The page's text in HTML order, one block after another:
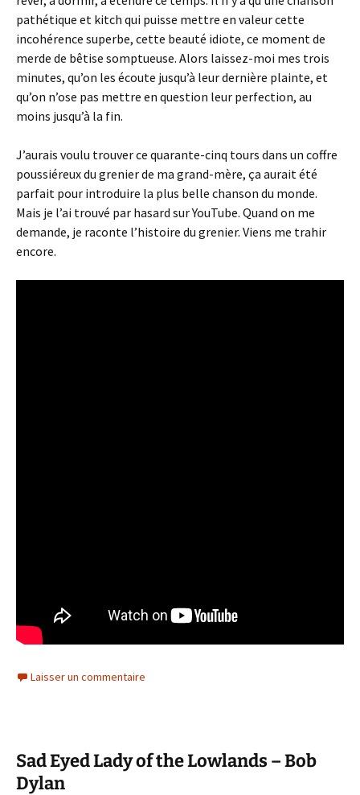
pathétique et kitch qui puisse mettre en valeur cette
incohérence superbe, cette beauté idiote, ce moment de
merde de bêtise somptueuse. Alors laissez-moi mes trois
minutes, qu’on les écoute jusqu’à leur dernière plainte, et
qu’on n’ose pas mettre en question leur perfection, au
moins jusqu’à la fin.
J’aurais voulu trouver ce quarante-cinq tours dans un coffre
poussiéreux du grenier de ma grand-mère, ça aurait été
parfait pour introduire la plus belle chanson du monde.
Mais je l’ai trouvé par hasard sur YouTube. Quand on me
demande, je raconte l’histoire du grenier. Viens me trahir
encore.
Laisser un commentaire
Sad Eyed Lady of the Lowlands – Bob
Dylan